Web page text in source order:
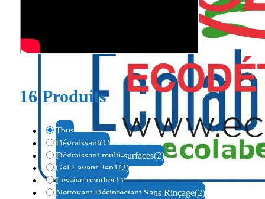
16 Produits
Tous
Dégraissant(1)
Dégraissant multi-surfaces(2)
Gel Lavant 3en1(2)
Lessive poudre(1)
Nettoyant Désinfectant Sans Rinçage(2)